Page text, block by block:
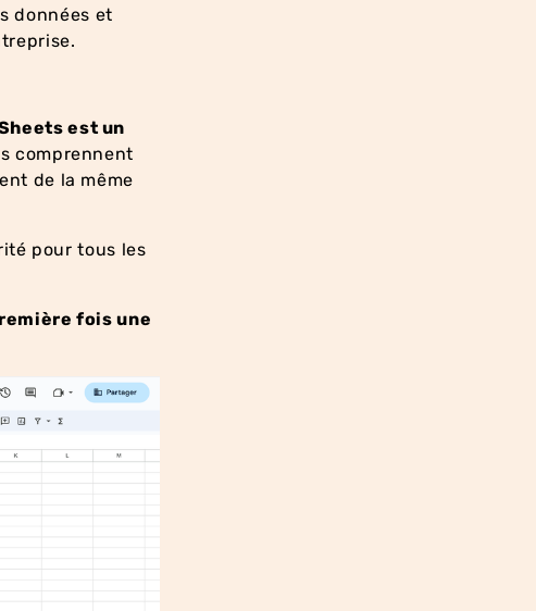
données et
est un
comprennent
de la même
pour tous les
fois une